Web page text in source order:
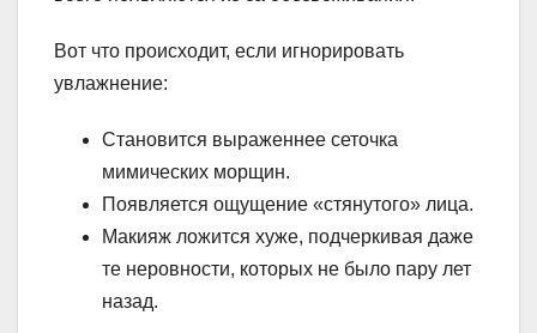
Вот что происходит, если игнорировать
увлажнение:
Становится выраженнее сеточка
мимических морщин.
Появляется ощущение «стянутого» лица.
Макияж ложится хуже, подчеркивая даже
те неровности, которых не было пару лет
назад.